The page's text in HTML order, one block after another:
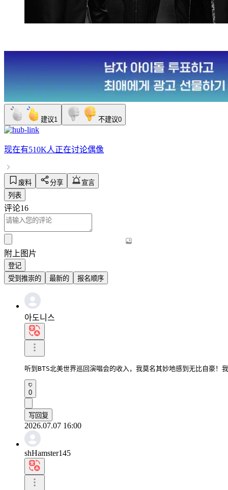
建议1 不建议0
现在有510K人正在讨论偶像
废料 分享
宣言
列表
评论16
附上图片
登记
受到推崇的
最新的 报名顺序
아도니스
听到BTS北美世界巡回演唱会的收入，我莫名其妙地感到无比自豪
0
写回复
2026.07.07 16:00
shHamster145